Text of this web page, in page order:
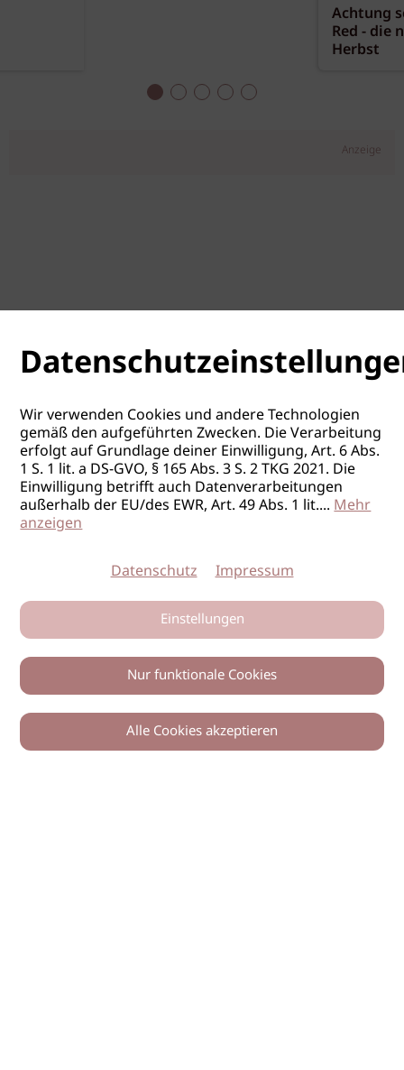
Achtung
Red - die
Herbst
Anzeige
0
Wir verwenden Cookies und andere Technologien
gemäß den aufgeführten Zwecken. Die Verarbeitung
erfolgt auf Grundlage deiner Einwilligung, Art. 6 Abs.
1 S. 1 lit. a DS-GVO, § 165 Abs. 3 S. 2 TKG 2021. Die
Einwilligung betrifft auch Datenverarbeitungen
außerhalb der EU/des EWR, Art. 49 Abs. 1 lit....Mehr
anzeigen
Datenschutz Impressum
Einstellungen
Nur funktionale Cookies
Alle Cookies akzeptieren